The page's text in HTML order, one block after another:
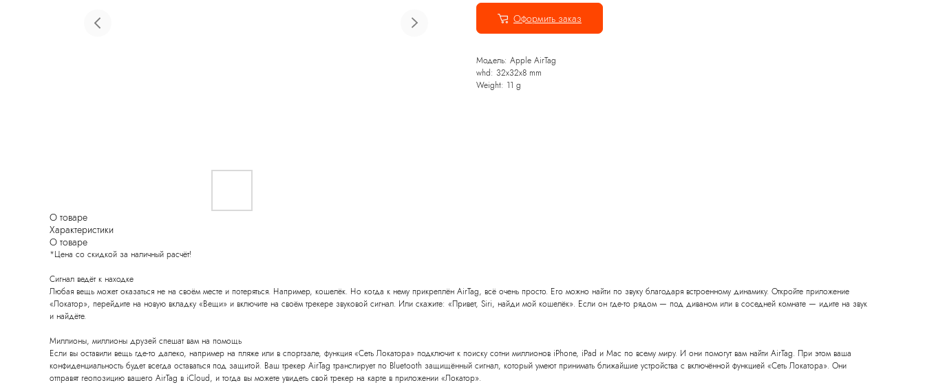
Оформить заказ
Модель: Apple AirTag
whd: 32x32x8 mm
Weight: 11 g
О товаре
Характеристики
О товаре
*Цена со скидкой за наличный расчёт!
Сигнал ведёт к находке
Любая вещь может оказаться не на своём месте и потеряться. Например, кошелёк. Но когда к нему прикреплён AirTag, всё очень просто. Его можно найти по звуку благодаря встроенному динамику. Откройте приложение
«Локатор», перейдите на новую вкладку «Вещи» и включите на своём трекере звуковой сигнал. Или скажите: «Привет, Siri, найди мой кошелёк». Если он где‑то рядом — под диваном или в соседней комнате — идите на звук
и найдёте.
Миллионы, миллионы друзей спешат вам на помощь
Если вы оставили вещь где-то далеко, например на пляже или в спортзале, функция «Сеть Локатора» подключит к поиску сотни миллионов iPhone, iPad и Mac по всему миру. И они помогут вам найти AirTag. При этом ваша
конфиденциальность будет всегда оставаться под защитой. Ваш трекер AirTag транслирует по Bluetooth защищённый сигнал, который умеют принимать ближайшие устройства с включённой функцией «Сеть Локатора». Они
отправят геопозицию вашего AirTag в iCloud, и тогда вы можете увидеть свой трекер на карте в приложении «Локатор».